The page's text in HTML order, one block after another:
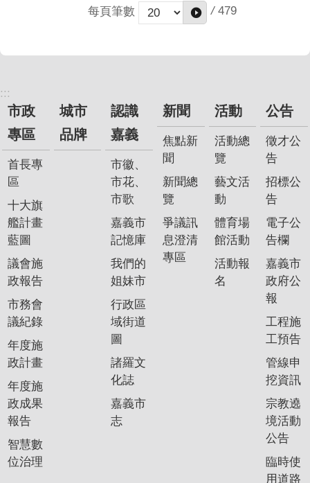
每頁筆數 / 479
:::
市政
專區
首長專
區
十大旗
艦計畫
藍圖
議會施
政報告
市務會
議紀錄
年度施
政計畫
年度施
政成果
報告
智慧數
位治理
城市
品牌
認識
嘉義
市徽、
市花、
市歌
嘉義市
記憶庫
我們的
姐妹市
行政區
域街道
圖
諸羅文
化誌
嘉義市
志
新聞
焦點新
聞
新聞總
覽
爭議訊
息澄清
專區
活動
活動總
覽
藝文活
動
體育場
館活動
活動報
名
公告
徵才公
告
招標公
告
電子公
告欄
嘉義市
政府公
報
工程施
工預告
管線申
挖資訊
宗教遶
境活動
公告
臨時使
用道路